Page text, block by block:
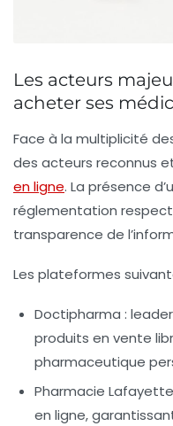
Les acteurs
acheter ses
Face à la multiplicité
des acteurs reconnus
en ligne. La présence
réglementation
transparence de
Les plateformes
Doctipharma :
produits en vente
pharmaceutique
Pharmacie Lafayette
en ligne,